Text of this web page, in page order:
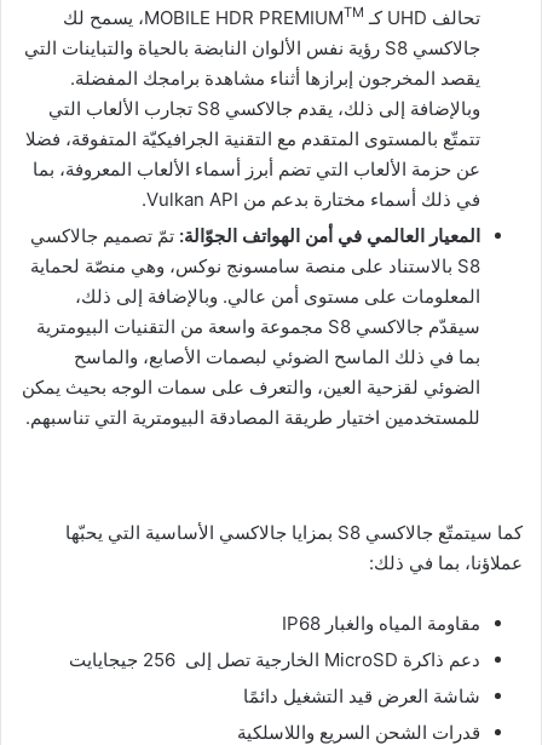
تحالف UHD كـ MOBILE HDR PREMIUM
TM
، يسمح لك
جالاكسي S8 رؤية نفس الألوان النابضة بالحياة والتباينات التي
يقصد المخرجون إبرازها أثناء مشاهدة برامجك المفضلة.
وبالإضافة إلى ذلك، يقدم جالاكسي S8 تجارب الألعاب التي
تتمتّع بالمستوى المتقدم مع التقنية الجرافيكيّة المتفوقة، فضلا
عن حزمة الألعاب التي تضم أبرز أسماء الألعاب المعروفة، بما
في ذلك أسماء مختارة بدعم من Vulkan API.
المعيار العالمي في أمن الهواتف الجوّالة: تمّ تصميم جالاكسي
S8 بالاستناد على منصة سامسونج نوكس، وهي منصّة لحماية
المعلومات على مستوى أمن عالي. وبالإضافة إلى ذلك،
سيقدّم جالاكسي S8 مجموعة واسعة من التقنيات البيومترية
بما في ذلك الماسح الضوئي لبصمات الأصابع، والماسح
الضوئي لقزحية العين، والتعرف على سمات الوجه بحيث يمكن
للمستخدمين اختيار طريقة المصادقة البيومترية التي تناسبهم.
كما سيتمتّع جالاكسي S8 بمزايا جالاكسي الأساسية التي يحبّها
عملاؤنا، بما في ذلك:
مقاومة المياه والغبار IP68
دعم ذاكرة MicroSD الخارجية تصل إلى 256 جيجايايت
شاشة العرض قيد التشغيل دائمًا
قدرات الشحن السريع واللاسلكية